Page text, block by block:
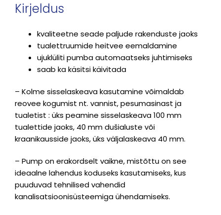
Kirjeldus
kvaliteetne seade paljude rakenduste jaoks
tualettruumide heitvee eemaldamine
ujuklüliti pumba automaatseks juhtimiseks
saab ka käsitsi käivitada
– Kolme sisselaskeava kasutamine võimaldab
reovee kogumist nt. vannist, pesumasinast ja
tualetist : üks peamine sisselaskeava 100 mm
tualettide jaoks, 40 mm dušialuste või
kraanikausside jaoks, üks väljalaskeava 40 mm.
– Pump on erakordselt vaikne, mistõttu on see
ideaalne lahendus koduseks kasutamiseks, kus
puuduvad tehnilised vahendid
kanalisatsioonisüsteemiga ühendamiseks.